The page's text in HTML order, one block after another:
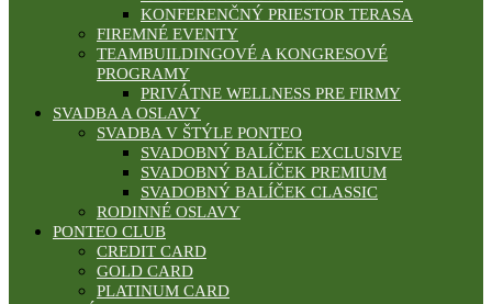
KONFERENČNÝ PRIESTOR TERASA
FIREMNÉ EVENTY
TEAMBUILDINGOVÉ A KONGRESOVÉ
PROGRAMY
PRIVÁTNE WELLNESS PRE FIRMY
SVADBA A OSLAVY
SVADBA V ŠTÝLE PONTEO
SVADOBNÝ BALÍČEK EXCLUSIVE
SVADOBNÝ BALÍČEK PREMIUM
SVADOBNÝ BALÍČEK CLASSIC
RODINNÉ OSLAVY
PONTEO CLUB
CREDIT CARD
GOLD CARD
PLATINUM CARD